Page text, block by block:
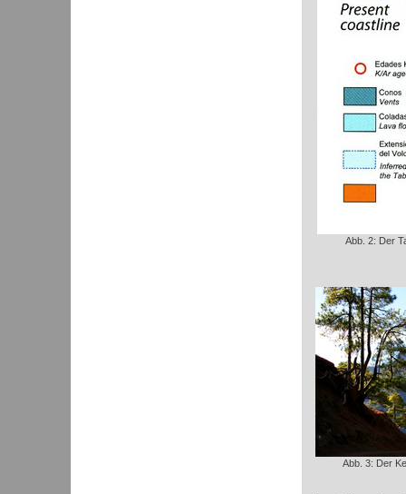
Abb. 2: Der
Abb. 3: Der